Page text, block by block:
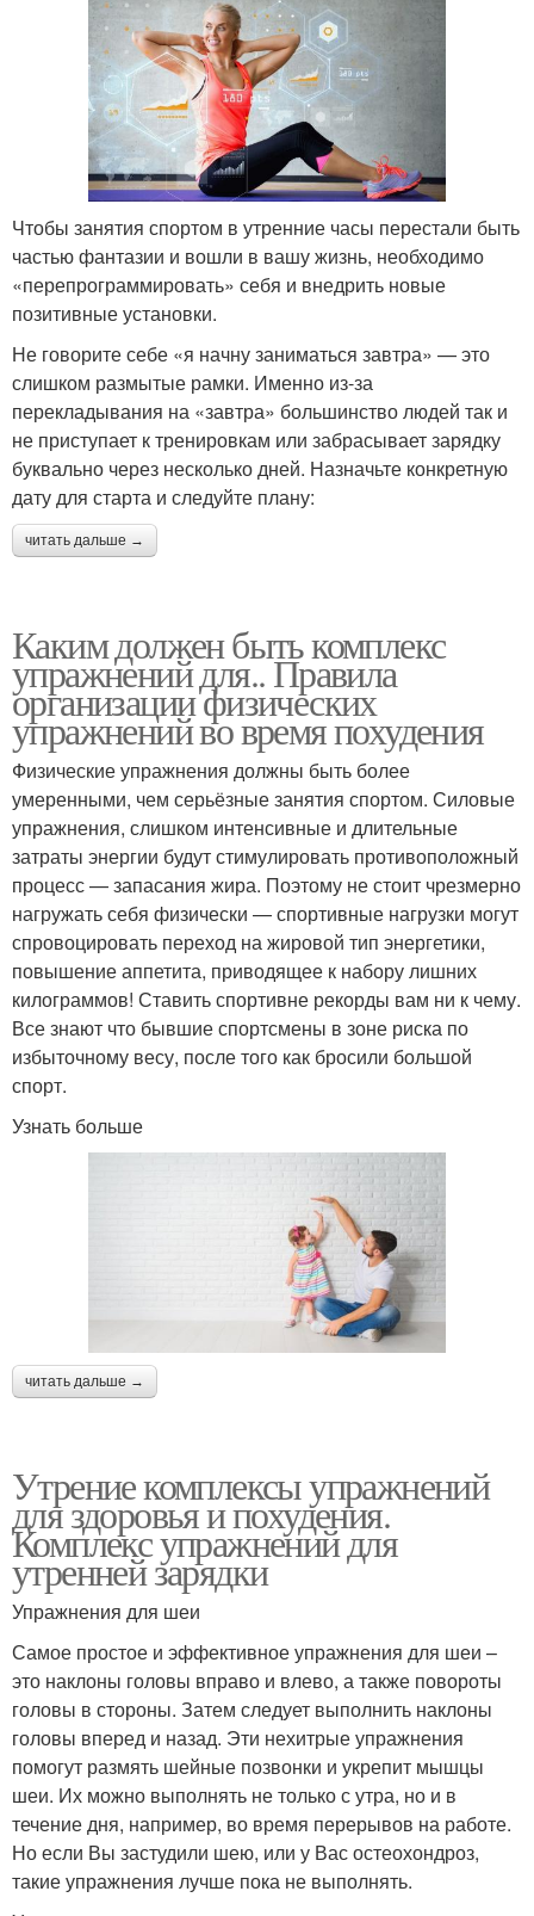
Чтобы занятия спортом в утренние часы перестали быть
частью фантазии и вошли в вашу жизнь, необходимо
«перепрограммировать» себя и внедрить новые
позитивные установки.
Не говорите себе «я начну заниматься завтра» — это
слишком размытые рамки. Именно из-за
перекладывания на «завтра» большинство людей так и
не приступает к тренировкам или забрасывает зарядку
буквально через несколько дней. Назначьте конкретную
дату для старта и следуйте плану:
читать дальше →
Каким должен быть комплекс
упражнений для.. Правила
организации физических
упражнений во время похудения
Физические упражнения должны быть более
умеренными, чем серьёзные занятия спортом. Силовые
упражнения, слишком интенсивные и длительные
затраты энергии будут стимулировать противоположный
процесс — запасания жира. Поэтому не стоит чрезмерно
нагружать себя физически — спортивные нагрузки могут
спровоцировать переход на жировой тип энергетики,
повышение аппетита, приводящее к набору лишних
килограммов! Ставить спортивне рекорды вам ни к чему.
Все знают что бывшие спортсмены в зоне риска по
избыточному весу, после того как бросили большой
спорт.
Узнать больше
читать дальше →
Утрение комплексы упражнений
для здоровья и похудения.
Комплекс упражнений для
утренней зарядки
Упражнения для шеи
Самое простое и эффективное упражнения для шеи –
это наклоны головы вправо и влево, а также повороты
головы в стороны. Затем следует выполнить наклоны
головы вперед и назад. Эти нехитрые упражнения
помогут размять шейные позвонки и укрепит мышцы
шеи. Их можно выполнять не только с утра, но и в
течение дня, например, во время перерывов на работе.
Но если Вы застудили шею, или у Вас остеохондроз,
такие упражнения лучше пока не выполнять.